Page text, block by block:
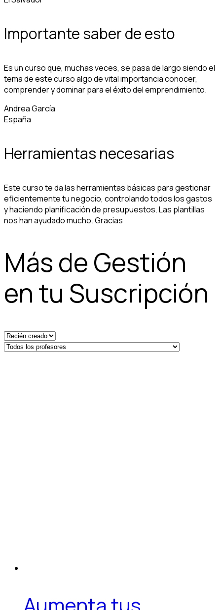
Importante saber de esto
Es un curso que, muchas veces, se pasa de largo siendo el
tema de este curso algo de vital importancia conocer,
comprender y dominar para el éxito del emprendimiento.
Andrea García
España
Herramientas necesarias
Este curso te da las herramientas básicas para gestionar
eficientemente tu negocio, controlando todos los gastos
y haciendo planificación de presupuestos. Las plantillas
nos han ayudado mucho. Gracias
Más de Gestión
en tu Suscripción